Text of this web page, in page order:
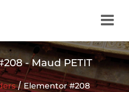
- Maud PETIT
/Elementor #208